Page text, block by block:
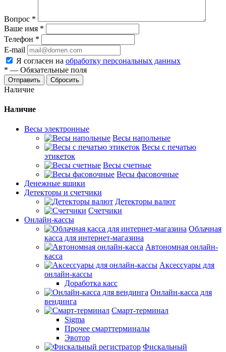
Вопрос *
Ваше имя *
Телефон *
E-mail
Я согласен на обработку персональных данных
* — Обязательные поля
Сбросить
Наличие
Наличие
Весы электронные
Весы напольные
Весы с печатью
этикеток
Весы счетные
Весы фасовочные
Денежные ящики
Детекторы и счетчики
Детекторы валют
Счетчики
Онлайн-кассы
Облачная
касса для интернет-магазина
Автономная онлайн-
касса
Аксессуары для
онлайн-кассы
Доработка касс
Онлайн-касса для
вендинга
Смарт-терминал
Sigma
Прочее смарттерминалы
Эвотор
Фискальный